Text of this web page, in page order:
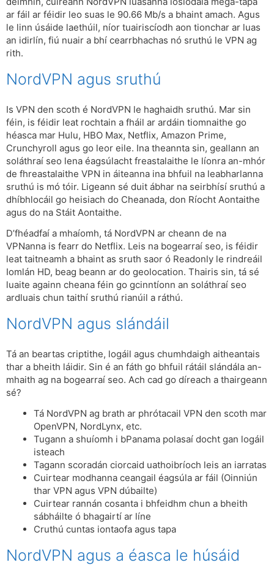
ar fáil ar féidir leo suas le 90.66 Mb/s a bhaint amach. Agus
le linn úsáide laethúil, níor tuairiscíodh aon tionchar ar luas
an idirlín, fiú nuair a bhí cearrbhachas nó sruthú le VPN ag
rith.
NordVPN agus sruthú
Is VPN den scoth é NordVPN le haghaidh sruthú. Mar sin
féin, is féidir leat rochtain a fháil ar ardáin tiomnaithe go
héasca mar Hulu, HBO Max, Netflix, Amazon Prime,
Crunchyroll agus go leor eile. Ina theannta sin, geallann an
soláthraí seo lena éagsúlacht freastalaithe le líonra an-mhór
de fhreastalaithe VPN in áiteanna ina bhfuil na leabharlanna
sruthú is mó tóir. Ligeann sé duit ábhar na seirbhísí sruthú a
dhíbhlocáil go heisiach do Cheanada, don Ríocht Aontaithe
agus do na Stáit Aontaithe.
D’fhéadfaí a mhaíomh, tá NordVPN ar cheann de na
VPNanna is fearr do Netflix. Leis na bogearraí seo, is féidir
leat taitneamh a bhaint as sruth saor ó Readonly le rindreáil
Iomlán HD, beag beann ar do geolocation. Thairis sin, tá sé
luaite againn cheana féin go gcinntíonn an soláthraí seo
ardluais chun taithí sruthú rianúil a ráthú.
NordVPN agus slándáil
Tá an beartas criptithe, logáil agus chumhdaigh aitheantais
thar a bheith láidir. Sin é an fáth go bhfuil rátáil slándála an-
mhaith ag na bogearraí seo. Ach cad go díreach a thairgeann
sé?
Tá NordVPN ag brath ar phrótacail VPN den scoth mar
OpenVPN, NordLynx, etc.
Tugann a shuíomh i bPanama polasaí docht gan logáil
isteach
Tagann scoradán ciorcaid uathoibríoch leis an iarratas
Cuirtear modhanna ceangail éagsúla ar fáil (Oinniún
thar VPN agus VPN dúbailte)
Cuirtear rannán cosanta i bhfeidhm chun a bheith
sábháilte ó bhagairtí ar líne
Cruthú cuntas iontaofa agus tapa
NordVPN agus a éasca le húsáid